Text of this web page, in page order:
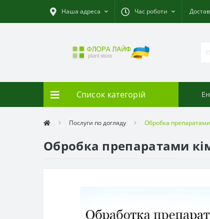
Наша адреса Час роботи
Список категорій
Послуги по догляду Обробка
Обробка препаратами